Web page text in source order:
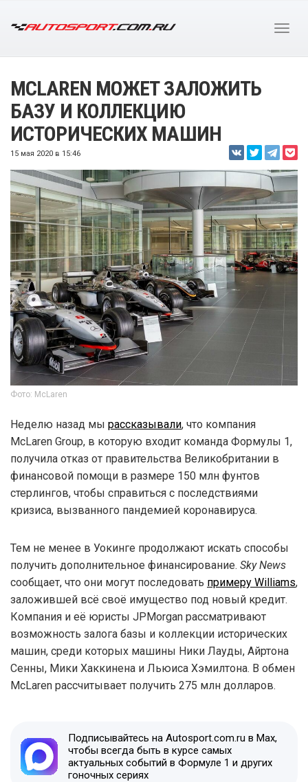
MCLAREN МОЖЕТ ЗАЛОЖИТЬ
БАЗУ И КОЛЛЕКЦИЮ
ИСТОРИЧЕСКИХ МАШИН
15 мая 2020 в 15:46
Фото: McLaren
Неделю назад мы рассказывали, что компания
McLaren Group, в которую входит команда Формулы 1,
получила отказ от правительства Великобритании в
финансовой помощи в размере 150 млн фунтов
стерлингов, чтобы справиться с последствиями
кризиса, вызванного пандемией коронавируса.
Тем не менее в Уокинге продолжают искать способы
получить дополнительное финансирование. Sky News
сообщает, что они могут последовать примеру Williams,
заложившей всё своё имущество под новый кредит.
Компания и её юристы JPMorgan рассматривают
возможность залога базы и коллекции исторических
машин, среди которых машины Ники Лауды, Айртона
Сенны, Мики Хаккинена и Льюиса Хэмилтона. В обмен
McLaren рассчитывает получить 275 млн долларов.
Подписывайтесь на Autosport.com.ru в Max,
чтобы всегда быть в курсе самых
актуальных событий в Формуле 1 и других
гоночных сериях